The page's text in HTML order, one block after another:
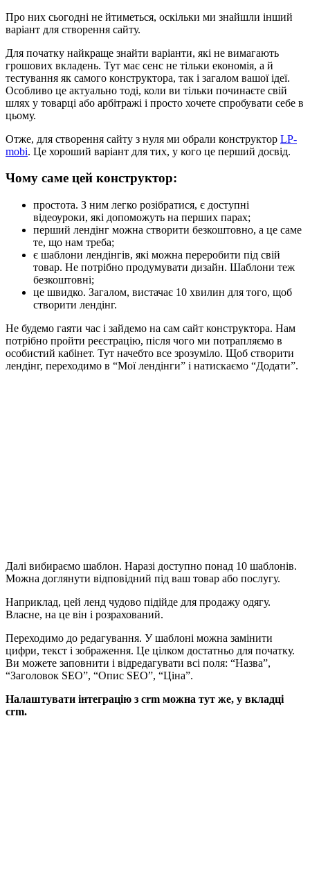
Про них сьогодні не йтиметься, оскільки ми знайшли інший
варіант для створення сайту.
Для початку найкраще знайти варіанти, які не вимагають
грошових вкладень. Тут має сенс не тільки економія, а й
тестування як самого конструктора, так і загалом вашої ідеї.
Особливо це актуально тоді, коли ви тільки починаєте свій
шлях у товарці або арбітражі і просто хочете спробувати себе в
цьому.
Отже, для створення сайту з нуля ми обрали конструктор LP-
mobi. Це хороший варіант для тих, у кого це перший досвід.
Чому саме цей конструктор:
простота. З ним легко розібратися, є доступні
відеоуроки, які допоможуть на перших парах;
перший лендінг можна створити безкоштовно, а це саме
те, що нам треба;
є шаблони лендінгів, які можна переробити під свій
товар. Не потрібно продумувати дизайн. Шаблони теж
безкоштовні;
це швидко. Загалом, вистачає 10 хвилин для того, щоб
створити лендінг.
Не будемо гаяти час і зайдемо на сам сайт конструктора. Нам
потрібно пройти реєстрацію, після чого ми потрапляємо в
особистий кабінет. Тут начебто все зрозуміло. Щоб створити
лендінг, переходимо в “Мої лендінги” і натискаємо “Додати”.
Далі вибираємо шаблон. Наразі доступно понад 10 шаблонів.
Можна доглянути відповідний під ваш товар або послугу.
Наприклад, цей ленд чудово підійде для продажу одягу.
Власне, на це він і розрахований.
Переходимо до редагування. У шаблоні можна замінити
цифри, текст і зображення. Це цілком достатньо для початку.
Ви можете заповнити і відредагувати всі поля: “Назва”,
“Заголовок SEO”, “Опис SEO”, “Ціна”.
Налаштувати інтеграцію з crm можна тут же, у вкладці
crm.